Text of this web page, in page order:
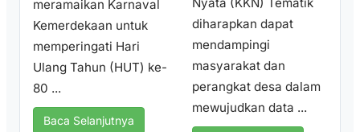
meramaikan Karnaval
Kemerdekaan untuk
memperingati Hari
Ulang Tahun (HUT) ke-
80 ...
Baca Selanjutnya
Nyata (KKN) Tematik
diharapkan dapat
mendampingi
masyarakat dan
perangkat desa dalam
mewujudkan data ...